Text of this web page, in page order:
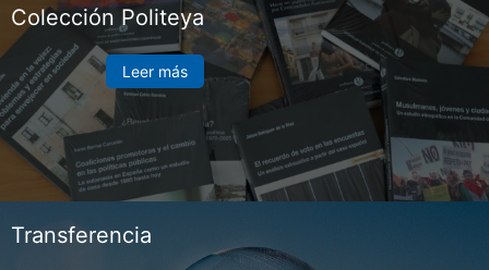
Colección Politeya
Leer más
Transferencia